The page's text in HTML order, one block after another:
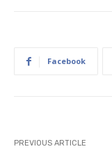
Facebook
PREVIOUS ARTICLE